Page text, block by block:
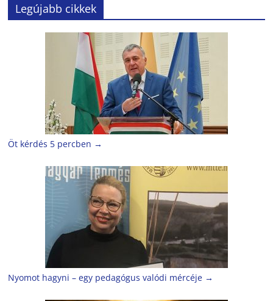
Legújabb cikkek
Öt kérdés 5 percben →
Nyomot hagyni – egy pedagógus valódi mércéje →